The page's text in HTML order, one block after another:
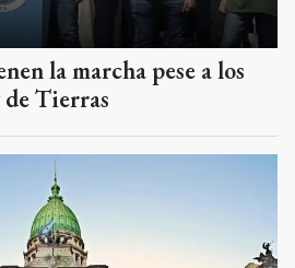
la marcha pese a los
de Tierras